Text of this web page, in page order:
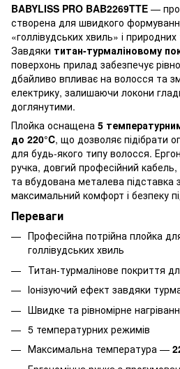
BABYLISS PRO BAB2269TTE —
створена для швидкого
«голлівудських хвиль» і
Завдяки титан-турмаліновому
поверхонь прилад забезпечує
дбайливо впливає на волосся та
електрику, залишаючи локони
доглянутими.
Плойка оснащена 5
до 220°C, що дозволяє підібрати
для будь-якого типу волосся.
ручка, довгий професійний кабель,
та вбудована металева підставка
максимальний комфорт і безпеку
Переваги
Професійна потрійна плойка
голлівудських хвиль
Титан-турмалінове покриття
Іонізуючий ефект завдяки
Швидке та рівномірне
5 температурних режимів
Максимальна температура —